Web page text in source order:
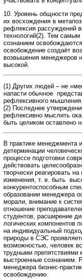
10. Уровень общности
их восхождения в
рефлексия рассуждений
технологий(2). Тем
сознанием
освобождение создаёт
возвышения менеджеров
высокой.
(1) Других людей – не
напасти обычное
рефлексивного
(2) Последнее
рефлексивно мыслить
быть целиком оставлено
В практике менеджмента
детерминации
процессе подготовки
действовать
творчески реагировать
изменения, т. е. быть
конкурентоспособным
образовании менеджера
морали, внимание к
отношение
студентов, расширение
логических компонентов
на индивидуальный
природы в СЭС
возможностью, человек
трудными
выстроенные сознанием.
менеджера бизнес-
освобождению.